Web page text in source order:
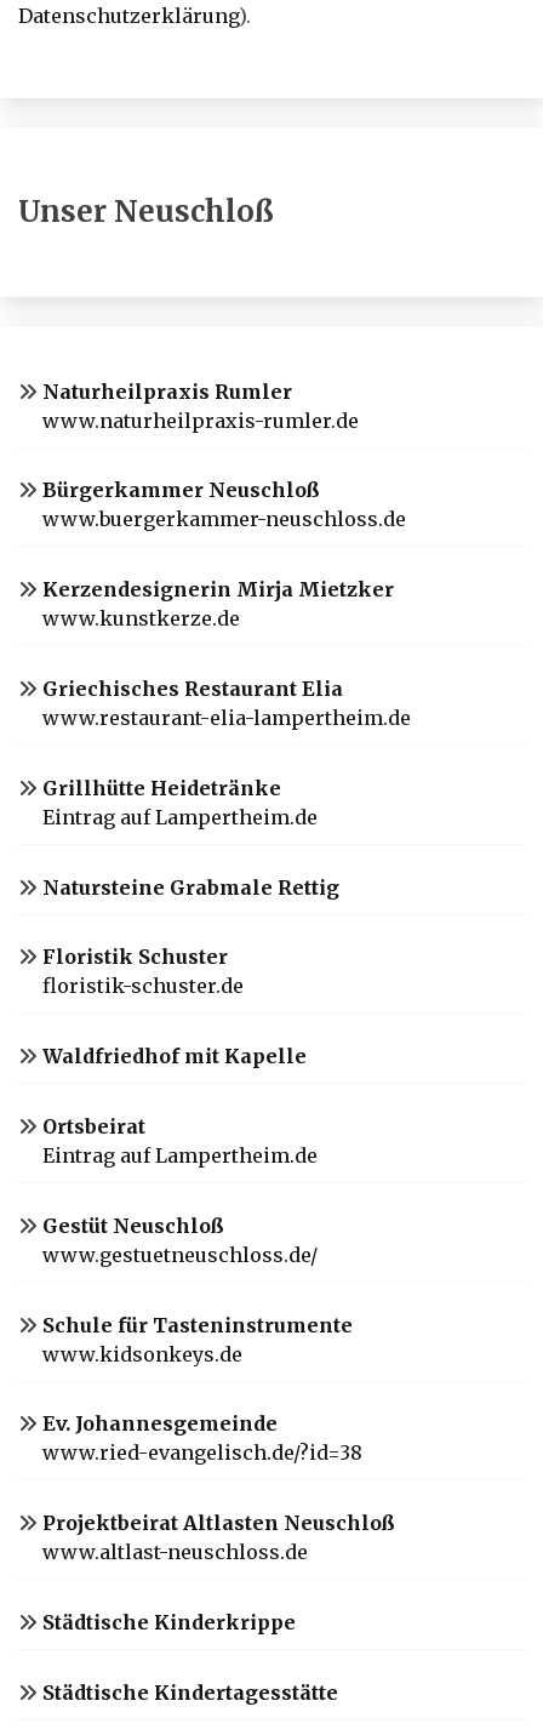
Datenschutzerklärung).
Unser Neuschloß
Naturheilpraxis Rumler
www.naturheilpraxis-rumler.de
Bürgerkammer Neuschloß
www.buergerkammer-neuschloss.de
Kerzendesignerin Mirja Mietzker
www.kunstkerze.de
Griechisches Restaurant Elia
www.restaurant-elia-lampertheim.de
Grillhütte Heidetränke
Eintrag auf Lampertheim.de
Natursteine Grabmale Rettig
Floristik Schuster
floristik-schuster.de
Waldfriedhof mit Kapelle
Ortsbeirat
Eintrag auf Lampertheim.de
Gestüt Neuschloß
www.gestuetneuschloss.de/
Schule für Tasteninstrumente
www.kidsonkeys.de
Ev. Johannesgemeinde
www.ried-evangelisch.de/?id=38
Projektbeirat Altlasten Neuschloß
www.altlast-neuschloss.de
Städtische Kinderkrippe
Städtische Kindertagesstätte